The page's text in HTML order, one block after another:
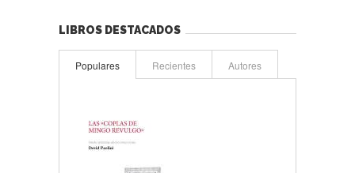
LIBROS DESTACADOS
Populares Recientes Autores